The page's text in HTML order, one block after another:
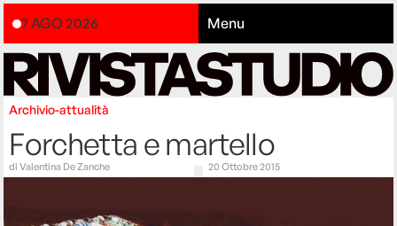
7 AGO 2026 Menu
Archivio-attualità
Forchetta e martello
diValentina De Zanche 20 Ottobre 2015